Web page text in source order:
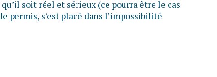
soit réel et sérieux (ce pourra être le cas
permis, s’est placé dans l’impossibilité